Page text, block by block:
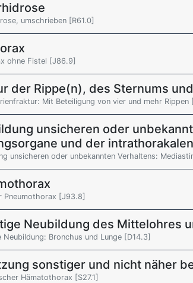
umschrieben [R61.0]
ohne Fistel [J86.9]
der Rippe(n), des Sternums
Mit Beteiligung von vier und mehr Rippen
unsicheren oder
und der
unsicheren oder unbekannten Verhaltens:
Pneumothorax [J93.8]
Neubildung des Mittelohres
Neubildung: Bronchus und Lunge [D14.3]
sonstiger und nicht näher
Hämatothorax [S27.1]